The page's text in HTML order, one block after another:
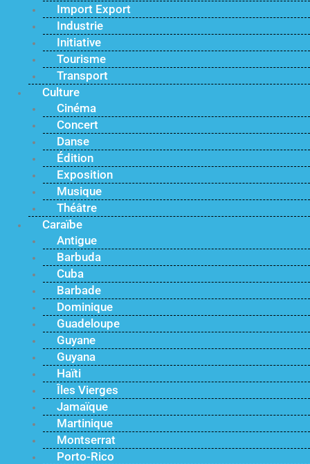
Import Export
Industrie
Initiative
Tourisme
Transport
Culture
Cinéma
Concert
Danse
Édition
Exposition
Musique
Théâtre
Caraïbe
Antigue
Barbuda
Cuba
Barbade
Dominique
Guadeloupe
Guyane
Guyana
Haïti
Îles Vierges
Jamaïque
Martinique
Montserrat
Porto-Rico